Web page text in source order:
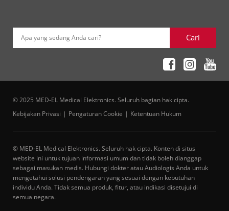
Apa yang sedang Anda cari? Cari
© 2025 MED-EL Medical Elektronics. Seluruh bagian hak cipta.
Kebijakan Privasi
Pengaturan Cookie Ketentuan Hukum
© MED-EL Medical Elektronics. Seluruh hak cipta. Konten di situs
website ini untuk tujuan informasi umum dan tidak boleh dianggap
sebagai masukan medis. Hubungi dokter atau Audiologis Anda untuk
mengetahui solusi pendengaran yang sesuai dengan kebutuhan
individu Anda. Tidak semua produk, fitur, atau indikasi disetujui di
semua negara.